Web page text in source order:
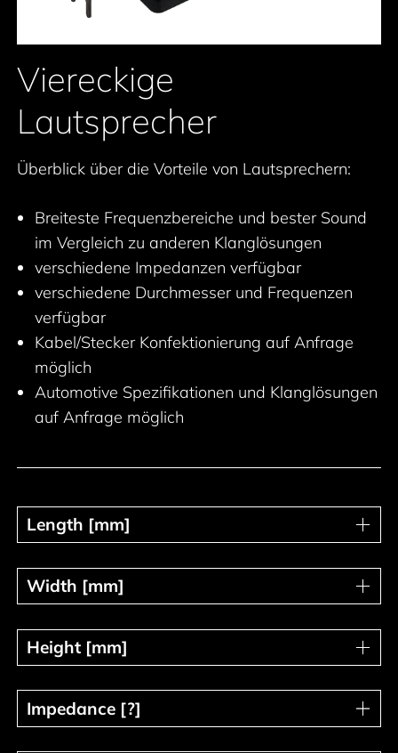
Viereckige
Lautsprecher
Überblick über die Vorteile von Lautsprechern:
Breiteste Frequenzbereiche und bester Sound
im Vergleich zu anderen Klanglösungen
verschiedene Impedanzen verfügbar
verschiedene Durchmesser und Frequenzen
verfügbar
Kabel/Stecker Konfektionierung auf Anfrage
möglich
Automotive Spezifikationen und Klanglösungen
auf Anfrage möglich
Length [mm]
Length [mm]
Width [mm]
Width [mm]
Height [mm]
Height [mm]
Impedance [?]
Impedance [?]